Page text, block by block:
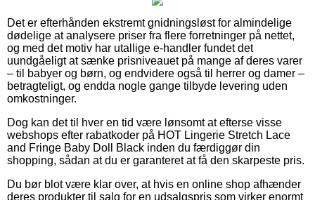
Det er efterhånden ekstremt gnidningsløst for almindelige
dødelige at analysere priser fra flere forretninger på nettet,
og med det motiv har utallige e-handler fundet det
uundgåeligt at sænke prisniveauet på mange af deres varer
– til babyer og børn, og endvidere også til herrer og damer –
betragteligt, og endda nogle gange tilbyde levering uden
omkostninger.
Dog kan det til hver en tid være lønsomt at efterse visse
webshops efter rabatkoder på HOT Lingerie Stretch Lace
and Fringe Baby Doll Black inden du færdiggør din
shopping, sådan at du er garanteret at få den skarpeste pris.
Du bør blot være klar over, at hvis en online shop afhænder
deres produkter til salg for en udsalgspris som virker enormt